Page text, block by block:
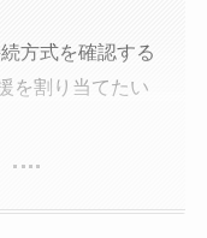
方式を確認する
を割り当てたい